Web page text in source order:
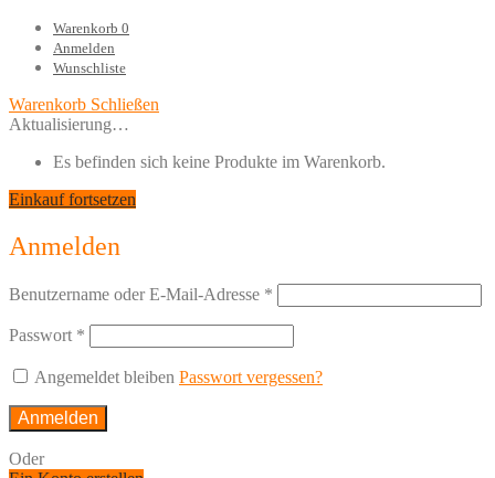
Warenkorb 0
Anmelden
Wunschliste
Warenkorb Schließen
Aktualisierung…
Es befinden sich keine Produkte im Warenkorb.
Einkauf fortsetzen
Anmelden
Benutzername oder E-Mail-Adresse *
Passwort *
Angemeldet bleiben Passwort vergessen?
Anmelden
Oder